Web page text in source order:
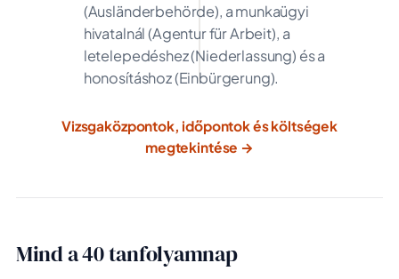
(Ausländerbehörde), a munkaügyi
hivatalnál (Agentur für Arbeit), a
letelepedéshez (Niederlassung) és a
honosításhoz (Einbürgerung).
Vizsgaközpontok, időpontok és költségek
megtekintése →
Mind a 40 tanfolyamnap